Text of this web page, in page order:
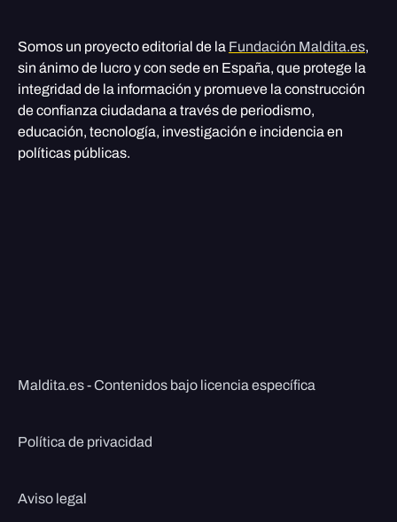
Somos un proyecto editorial de la Fundación Maldita.es,
sin ánimo de lucro y con sede en España, que protege la
integridad de la información y promueve la construcción
de confianza ciudadana a través de periodismo,
educación, tecnología, investigación e incidencia en
políticas públicas.
Maldita.es - Contenidos bajo licencia específica
Política de privacidad
Aviso legal